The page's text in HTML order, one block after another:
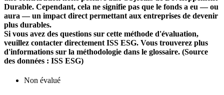
Durable. Cependant, cela ne signifie pas que le fonds a eu — ou
aura — un impact direct permettant aux entreprises de devenir
plus durables.
Si vous avez des questions sur cette méthode d'évaluation,
veuillez contacter directement ISS ESG. Vous trouverez plus
d'informations sur la méthodologie dans le glossaire. (Source
des données : ISS ESG)
Non évalué